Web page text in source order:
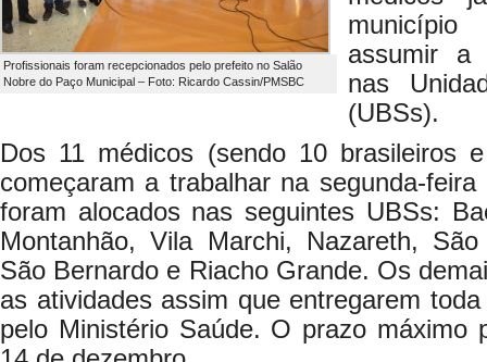
Profissionais foram recepcionados pelo prefeito no Salão
Nobre do Paço Municipal – Foto: Ricardo Cassin/PMSBC
assumir a
nas
(UBSs).
Dos 11 médicos (sendo 10 brasileiros
começaram a trabalhar na segunda-
foram alocados nas seguintes UBSs:
Montanhão, Vila Marchi, Nazareth,
São Bernardo e Riacho Grande. Os
as atividades assim que entregarem
pelo Ministério Saúde. O prazo máximo